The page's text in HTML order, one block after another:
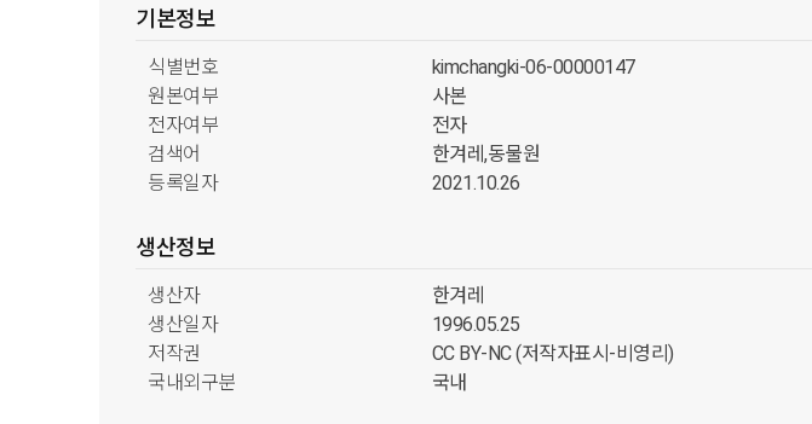
기본정보
식별번호
kimchangki-06-00000147
원본여부
사본
전자여부
전자
검색어
한겨레,동물원
등록일자
2021.10.26
생산정보
생산자
한겨레
생산일자
1996.05.25
저작권
CC BY-NC (저작자표시-비영리)
국내외구분
국내